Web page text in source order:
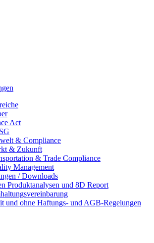
Act
& Compliance
& Zukunft
& Trade Compliance
Management
/ Downloads
Produktanalysen und 8D Report
und ohne Haftungs- und AGB-Regelungen